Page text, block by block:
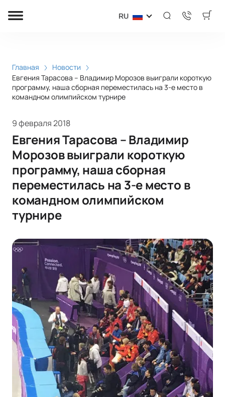
RU
Главная
Новости
Евгения Тарасова – Владимир Морозов выиграли короткую
программу, наша сборная переместилась на 3-е место в
командном олимпийском турнире
9 февраля 2018
Евгения Тарасова – Владимир
Морозов выиграли короткую
программу, наша сборная
переместилась на 3-е место в
командном олимпийском
турнире